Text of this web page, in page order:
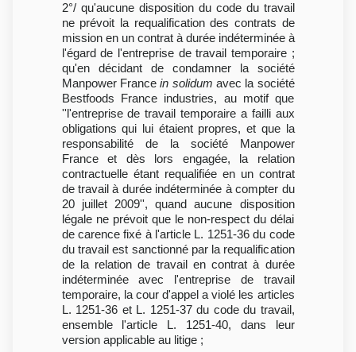
2°/ qu'aucune disposition du code du travail
ne prévoit la requalification des contrats de
mission en un contrat à durée indéterminée à
l'égard de l'entreprise de travail temporaire ;
qu'en décidant de condamner la société
Manpower Francein solidum avec la société
Bestfoods France industries, au motif que
''l'entreprise de travail temporaire a failli aux
obligations qui lui étaient propres, et que la
responsabilité de la société Manpower
France et dès lors engagée, la relation
contractuelle étant requalifiée en un contrat
de travail à durée indéterminée à compter du
20 juillet 2009'', quand aucune disposition
légale ne prévoit que le non-respect du délai
de carence fixé à l'article L. 1251-36 du code
du travail est sanctionné par la requalification
de la relation de travail en contrat à durée
indéterminée avec l'entreprise de travail
temporaire, la cour d'appel a violé les articles
L. 1251-36 et L. 1251-37 du code du travail,
ensemble l'article L. 1251-40, dans leur
version applicable au litige ;